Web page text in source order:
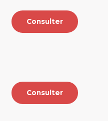
Consulter
Consulter